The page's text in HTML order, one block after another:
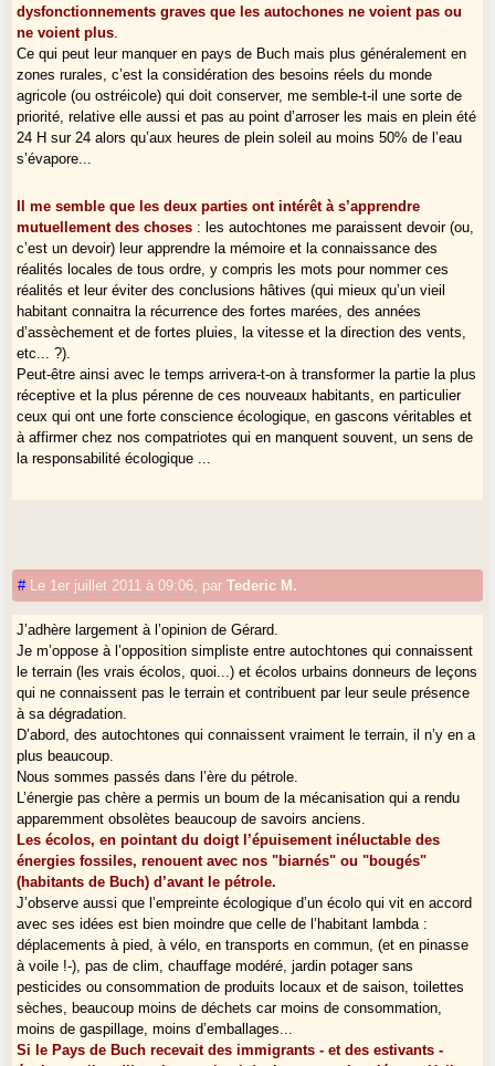
dysfonctionnements graves que les autochones ne voient pas ou
ne voient plus
Ce qui peut leur manquer en pays de Buch mais plus généralement en
zones rurales, c’est la considération des besoins réels du monde
agricole (ou ostréicole) qui doit conserver, me semble-t-il une sorte de
priorité, relative elle aussi et pas au point d’arroser les mais en plein été
24 H sur 24 alors qu’aux heures de plein soleil au moins 50% de l’eau
s’évapore...
Il me semble que les deux parties ont intérêt à s’apprendre
mutuellement des choses : les autochtones me paraissent devoir (ou,
c’est un devoir) leur apprendre la mémoire et la connaissance des
réalités locales de tous ordre, y compris les mots pour nommer ces
réalités et leur éviter des conclusions hâtives (qui mieux qu’un vieil
habitant connaitra la récurrence des fortes marées, des années
d’assèchement et de fortes pluies, la vitesse et la direction des vents,
etc... ?).
Peut-être ainsi avec le temps arrivera-t-on à transformer la partie la plus
réceptive et la plus pérenne de ces nouveaux habitants, en particulier
ceux qui ont une forte conscience écologique, en gascons véritables et
à affirmer chez nos compatriotes qui en manquent souvent, un sens de
la responsabilité écologique ...
# Le 1er juillet 2011 à 09:06 parTederic M.
J’adhère largement à l’opinion de Gérard.
Je m’oppose à l’opposition simpliste entre autochtones qui connaissent
le terrain (les vrais écolos, quoi...) et écolos urbains donneurs de leçons
qui ne connaissent pas le terrain et contribuent par leur seule présence
à sa dégradation.
D’abord, des autochtones qui connaissent vraiment le terrain, il n’y en a
plus beaucoup.
Nous sommes passés dans l’ère du pétrole.
L’énergie pas chère a permis un boum de la mécanisation qui a rendu
apparemment obsolètes beaucoup de savoirs anciens.
Les écolos, en pointant du doigt l’épuisement inéluctable des
énergies fossiles, renouent avec nos "biarnés" ou "bougés"
(habitants de Buch) d’avant le pétrole.
J’observe aussi que l’empreinte écologique d’un écolo qui vit en accord
avec ses idées est bien moindre que celle de l’habitant lambda :
déplacements à pied, à vélo, en transports en commun, (et en pinasse
à voile !-), pas de clim, chauffage modéré, jardin potager sans
pesticides ou consommation de produits locaux et de saison, toilettes
sèches, beaucoup moins de déchets car moins de consommation,
moins de gaspillage, moins d’emballages...
Si le Pays de Buch recevait des immigrants - et des estivants -